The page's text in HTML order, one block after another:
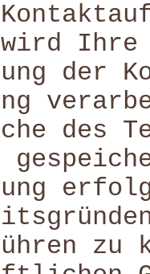
Ihre
der
des
zu